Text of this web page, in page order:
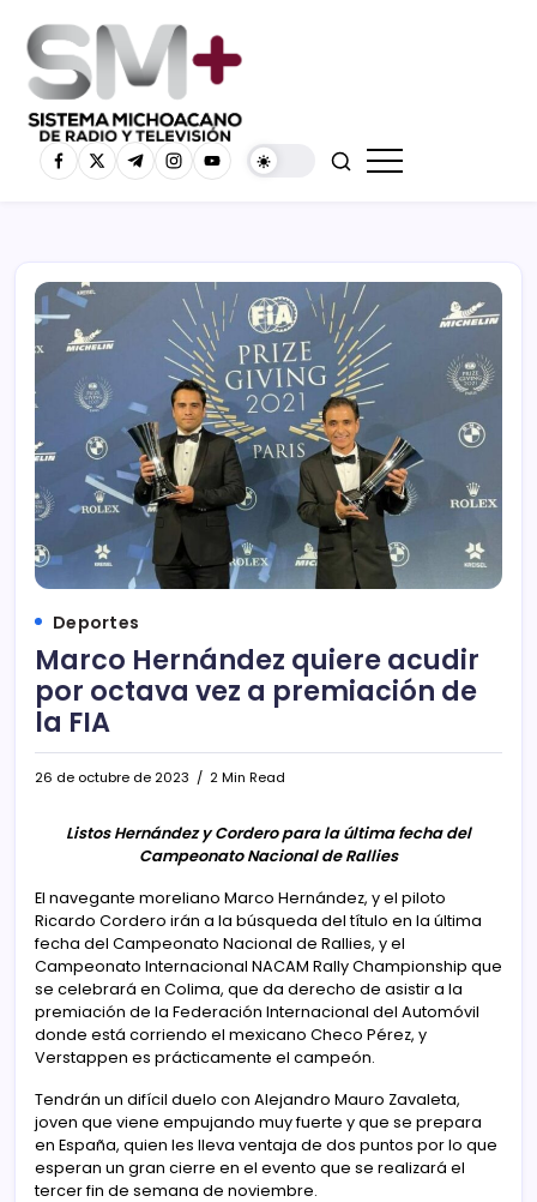
Deportes
Marco Hernández quiere acudir
por octava vez a premiación de
la FIA
26 de octubre de 2023 2 Min Read
Listos Hernández y Cordero para la última fecha del
Campeonato Nacional de Rallies
El navegante moreliano Marco Hernández, y el piloto
Ricardo Cordero irán a la búsqueda del título en la última
fecha del Campeonato Nacional de Rallies, y el
Campeonato Internacional NACAM Rally Championship que
se celebrará en Colima, que da derecho de asistir a la
premiación de la Federación Internacional del Automóvil
donde está corriendo el mexicano Checo Pérez, y
Verstappen es prácticamente el campeón.
Tendrán un difícil duelo con Alejandro Mauro Zavaleta,
joven que viene empujando muy fuerte y que se prepara
en España, quien les lleva ventaja de dos puntos por lo que
esperan un gran cierre en el evento que se realizará el
tercer fin de semana de noviembre.